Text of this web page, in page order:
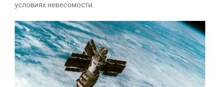
условиях невесомости.